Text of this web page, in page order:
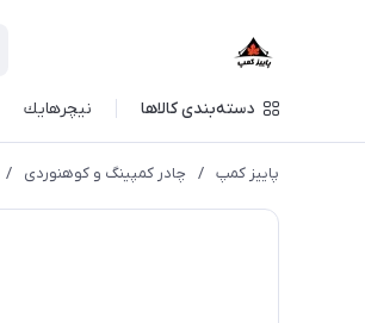
دسته‌بندی کالاها نيچرهايك
پاییز کمپ / چادر کمپینگ و کوهنوردی /